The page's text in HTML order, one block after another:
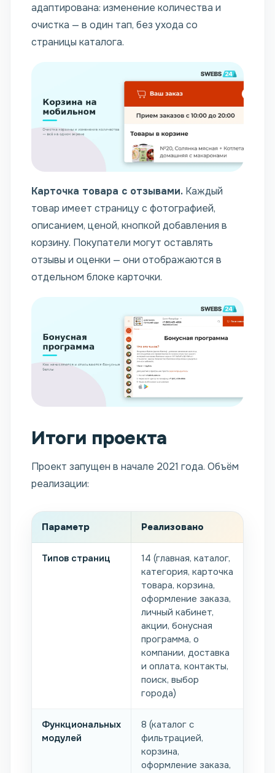
адаптирована: изменение количества и
очистка — в один тап, без ухода со
страницы каталога.
Карточка товара с отзывами. Каждый
товар имеет страницу с фотографией,
описанием, ценой, кнопкой добавления в
корзину. Покупатели могут оставлять
отзывы и оценки — они отображаются в
отдельном блоке карточки.
Итоги проекта
Проект запущен в начале 2021 года. Объём
реализации:
Параметр Реализовано
Типов страниц
14 (главная, каталог,
категория, карточка
товара, корзина,
оформление заказа,
личный кабинет,
акции, бонусная
программа, о
компании, доставка
и оплата, контакты,
поиск, выбор
города)
Функциональных
модулей
8 (каталог с
фильтрацией,
корзина,
оформление заказа,